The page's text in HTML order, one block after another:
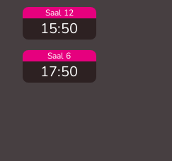
Saal 12
15:50
Saal 6
17:50